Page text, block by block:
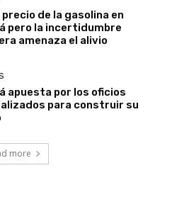
precio de la gasolina en
pero la incertidumbre
amenaza el alivio
apuesta por los oficios
para construir su
more